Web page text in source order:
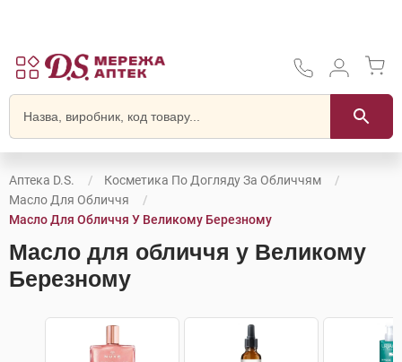
Аптека D.S.
Косметика По Догляду За Обличчям
Масло Для Обличчя
Масло Для Обличчя У Великому Березному
Масло для обличчя у Великому
Березному